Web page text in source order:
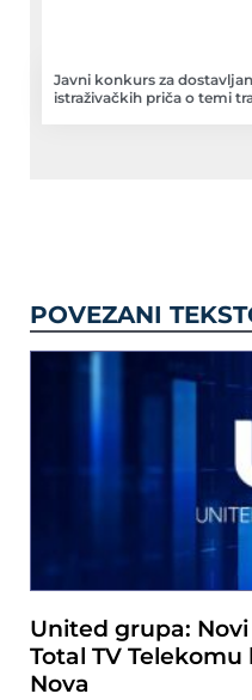
Javni konkurs za
istraživačkih priča o temi
POVEZANI
United grupa:
Total TV
Nova